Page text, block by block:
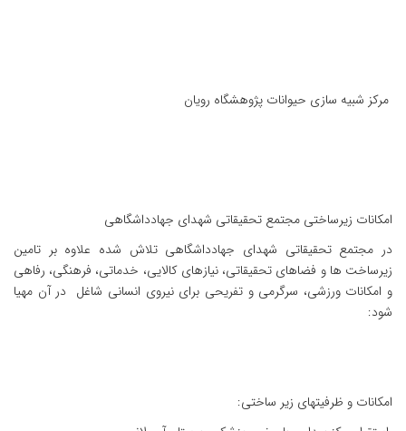
مرکز شبیه سازی حیوانات پژوهشگاه رویان
امکانات زیرساختی مجتمع تحقیقاتی شهدای جهادداشگاهی
در مجتمع تحقیقاتی شهدای جهادداشگاهی تلاش شده علاوه بر تامین
زیرساخت ها و فضاهای تحقیقاتی، نیازهای کالایی، خدماتی، فرهنگی، رفاهی
و امکانات ورزشی، سرگرمی و تفریحی برای نیروی انسانی شاغل در آن مهیا
شود:
امکانات و ظرفیتهای زیر ساختی: